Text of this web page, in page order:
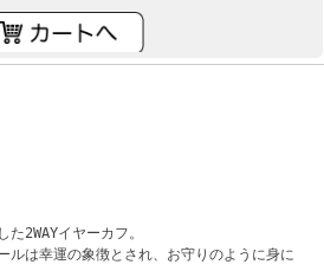
2WAYイヤーカフ。
ルは幸運の象徴とされ、お守りのように身に